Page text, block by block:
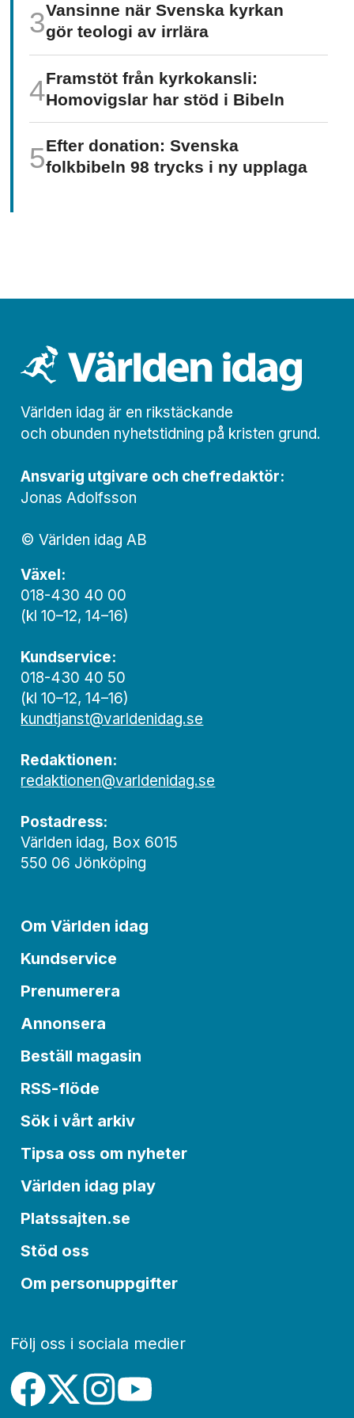
Vansinne när Svenska kyrkan
gör teologi av irrlära
Framstöt från kyrkokansli:
Homo­vigslar har stöd i Bibeln
Efter donation: Svenska
folkbibeln 98 trycks i ny upplaga
Världen idag är en rikstäckande
och obunden nyhets­­­tidning på kristen grund.
Ansvarig utgivare och chef­redaktör:
Jonas Adolfsson
© Världen idag AB
Växel:
018-430 40 00
(kl 10–12, 14–16)
Kundservice:
018-430 40 50
(kl 10–12, 14–16)
kundtjanst@varldenidag.se
Redaktionen:
redaktionen@varldenidag.se
Postadress:
Världen idag, Box 6015
550 06 Jönköping
Om Världen idag
Kundservice
Prenumerera
Annonsera
Beställ magasin
RSS-flöde
Sök i vårt arkiv
Tipsa oss om nyheter
Världen idag play
Platssajten.se
Stöd oss
Om personuppgifter
Följ oss i sociala medier